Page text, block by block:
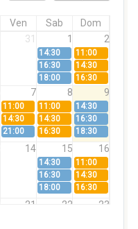
Ven Sab
Dom
31 1 2
14:30
11:00
16:30
14:30
18:00
16:30
7 8 9
11:00 11:00
14:30
14:30 14:30
16:30
21:00 16:30 18:30
14 15 16
14:30
11:00
16:30
14:30
18:00 16:30
21 22 23